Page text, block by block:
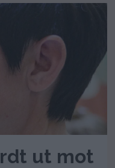
ut mot